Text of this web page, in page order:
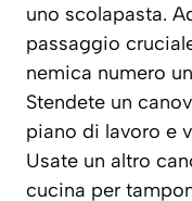
uno scolapasta.
passaggio
nemica numero
Stendete un
piano di lavoro e
Usate un altro
cucina per